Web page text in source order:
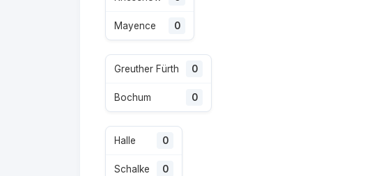
Mayence 0
Greuther Fürth 0
Bochum 0
Halle 0
Schalke 0